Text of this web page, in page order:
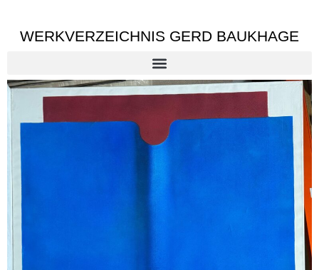
WERKVERZEICHNIS GERD BAUKHAGE